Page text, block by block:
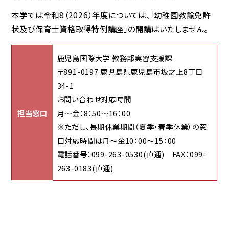
本学では令和8（2026）年度については、「幼稚園教諭免許
状及び保育士資格取得特例講座」の開講はいたしません。
担当窓口
鹿児島国際大学 教務部実習支援課
〒891-0197 鹿児島県鹿児島市坂之上8丁目
34-1
お問い合わせ対応時間
月～金：8：50～16：00
※ただし、長期休業期間（夏季・春季休業）の窓
口対応時間は月～金10：00～15：00
電話番号：099-263-0530(直通) FAX：099-
263-0183(直通)